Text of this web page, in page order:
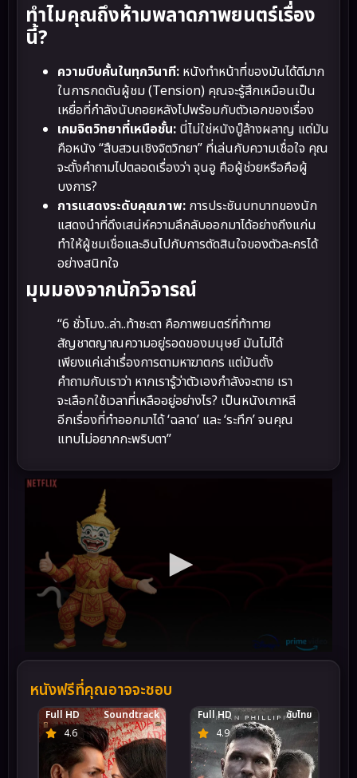
ทำไมคุณถึงห้ามพลาดภาพยนตร์เรื่อง
นี้?
ความบีบคั้นในทุกวินาที: หนังทำหน้าที่ของมันได้ดีมาก
ในการกดดันผู้ชม (Tension) คุณจะรู้สึกเหมือนเป็น
เหยื่อที่กำลังนับถอยหลังไปพร้อมกับตัวเอกของเรื่อง
เกมจิตวิทยาที่เหนือชั้น: นี่ไม่ใช่หนังบู๊ล้างผลาญ แต่มัน
คือหนัง “สืบสวนเชิงจิตวิทยา” ที่เล่นกับความเชื่อใจ คุณ
จะตั้งคำถามไปตลอดเรื่องว่า จุนอู คือผู้ช่วยหรือคือผู้
บงการ?
การแสดงระดับคุณภาพ: การประชันบทบาทของนัก
แสดงนำที่ดึงเสน่ห์ความลึกลับออกมาได้อย่างถึงแก่น
ทำให้ผู้ชมเชื่อและอินไปกับการตัดสินใจของตัวละครได้
อย่างสนิทใจ
มุมมองจากนักวิจารณ์
“6 ชั่วโมง..ล่า..ท้าชะตา คือภาพยนตร์ที่ท้าทาย
สัญชาตญาณความอยู่รอดของมนุษย์ มันไม่ได้
เพียงแค่เล่าเรื่องการตามหาฆาตกร แต่มันตั้ง
คำถามกับเราว่า หากเรารู้ว่าตัวเองกำลังจะตาย เรา
จะเลือกใช้เวลาที่เหลืออยู่อย่างไร? เป็นหนังเกาหลี
อีกเรื่องที่ทำออกมาได้ ‘ฉลาด’ และ ‘ระทึก’ จนคุณ
แทบไม่อยากกะพริบตา”
หนังฟรีที่คุณอาจจะชอบ
4.6
Full HD
Soundtrack
4.9
Full HD ซับไทย